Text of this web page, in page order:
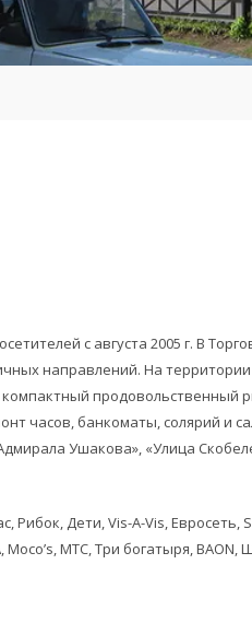
с августа 2005 г. В
направлений. На
продовольственный
часов, банкоматы, солярий и
Ушакова», «Улица
Дети, Vis-A-Vis, Евросеть,
Moco’s, МТС, Три богатыря,